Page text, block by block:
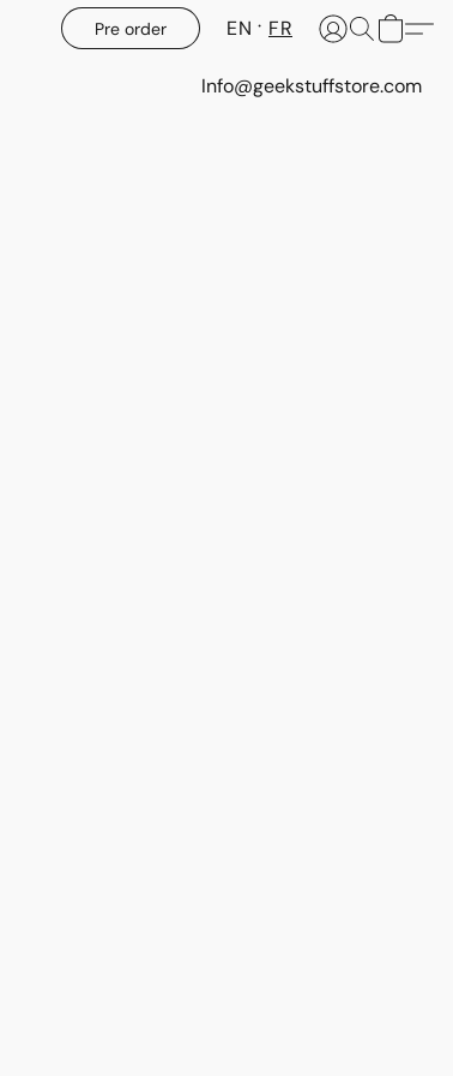
Pre order EN FR
Info@geekstuffstore.com